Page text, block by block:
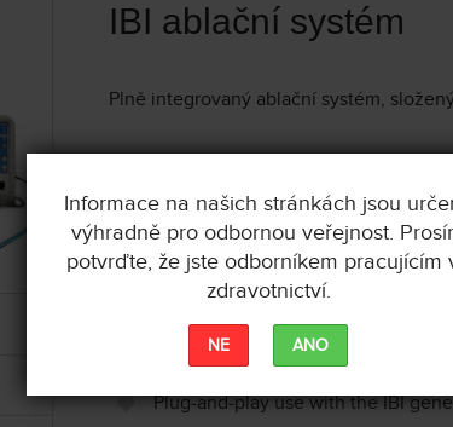
IBI ablační systém
Plně integrovaný ablační systém,
Automated communication with
Real-time display of pump status
Optional remote control for added
CHLADÍCÍ PUMPY COOL POINT™
Plug-and-play use with the IBI
Informace na našich stránkách jsou
výhradně pro odbornou veřejnost.
potvrďte, že jste odborníkem pracujícím
zdravotnictví.
NE ANO